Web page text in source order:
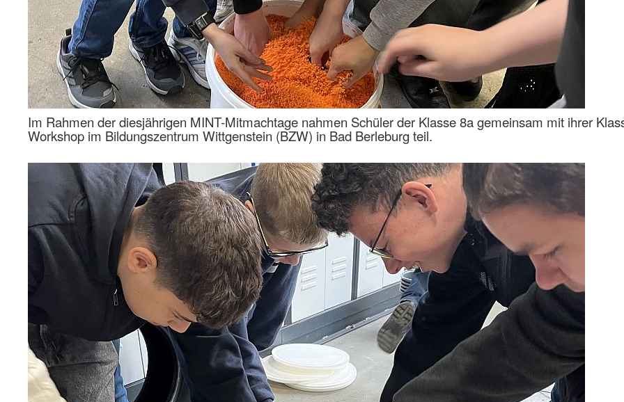
Im Rahmen der diesjährigen MINT-Mitmachtage nahmen Schüler der Klasse 8a gemeinsam mit ihrer
Workshop im Bildungszentrum Wittgenstein (BZW) in Bad Berleburg teil.